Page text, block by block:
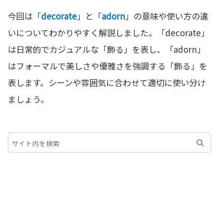
今回は「decorate」と「adorn」の意味や使い方の違
いについてわかりやすく解説しました。「decorate」
は日常的でカジュアルな「飾る」を表し、「adorn」
はフォーマルで美しさや優雅さを強調する「飾る」を
表します。シーンや雰囲気に合わせて適切に使い分け
ましょう。